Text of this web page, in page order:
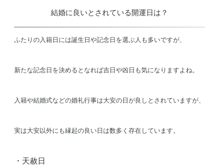
結婚に良いとされている開運日は？
ふたりの入籍日には誕生日や記念日を選ぶ人も多いですが、
新たな記念日を決めるとなれば吉日や凶日も気になりますよね。
入籍や結婚式などの婚礼行事は大安の日が良しとされていますが、
実は大安以外にも縁起の良い日は数多く存在しています。
・ 天赦日